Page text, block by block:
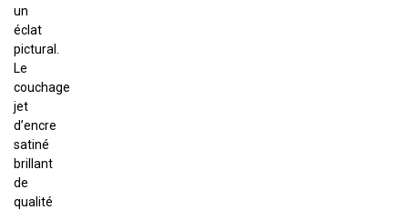
un
éclat
pictural.
Le
couchage
jet
d’encre
satiné
brillant
de
qualité